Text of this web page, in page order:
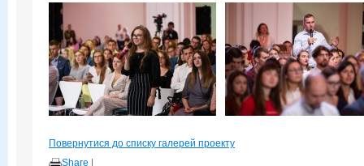
Повернутися до списку галерей проекту
Share